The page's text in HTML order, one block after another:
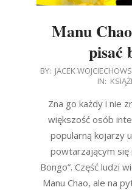
Manu
pisać
2022-
BY: JACEK
IN:
Zna go każdy i nie
większość osób
popularną kojarzy
powtarzającym
Bongo”. Część ludzi
Manu Chao, ale na